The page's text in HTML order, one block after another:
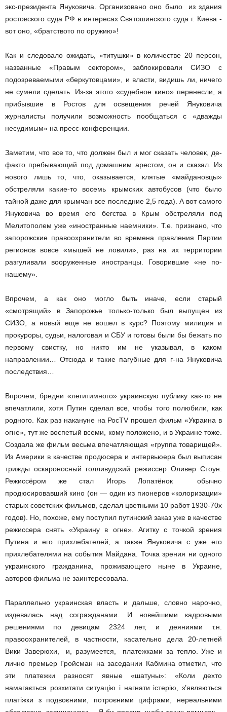
экс­-президента Януковича. Организовано оно было из здания
ростовского суда РФ в интересах Святошинского суда г. Киева ­
вот оно, «братство­то по оружию»!
Как и следовало ожидать, «титушки» в количестве 20 персон,
названные «Правым сектором», заблокировали СИЗО с
подозреваемыми «беркутовцами», и власти, видишь ли, ничего
не сумели сделать. Из­-за этого «судебное кино» перенесли, а
прибывшие в Ростов для освещения речей Януковича
журналисты получили возможность пообщаться с «дважды
несудимым» на пресс­-конференции.
Заметим, что все то, что должен был и мог сказать человек, де­-
факто пребывающий под домашним арестом, он и сказал. Из
нового лишь то, что, оказывается, клятые «майдановцы»
обстреляли какие­-то восемь крымских автобусов (что было
тайной даже для крымчан все последние 2,5 года). А вот самого
Януковича во время его бегства в Крым обстреляли под
Мелитополем уже «иностранные наемники». Т.е. признано, что
запорожские правоохранители во времена правления Партии
регионов вовсе «мышей не ловили», раз на их территории
разгуливали вооруженные иностранцы. Говорившие «не по­
нашему».
Впрочем, а как оно могло быть иначе, если старый
«смотрящий» в Запорожье только-­только был выпущен из
СИЗО, а новый еще не вошел в курс? Поэтому милиция и
прокуроры, судьи, налоговая и СБУ и готовы были бы бежать по
первому свистку, но никто им не указывал, в каком
направлении… Отсюда и такие пагубные для г­-на Януковича
последствия…
Впрочем, бредни «легитимного» украинскую публику как-­то не
впечатлили, хотя Путин сделал все, чтобы того полюбили, как
родного. Как раз накануне на РосTV прошел фильм «Украина в
огне», тут же воспетый всеми, кому положено, и в Украине тоже.
Создала же фильм весьма впечатляющая «группа товарищей».
Из Америки в качестве продюсера и интервьюера был выписан
трижды оскароносный голливудский режиссер Оливер Стоун.
Режиссёром же стал Игорь Лопатёнок ­ обычно
продюсировавший кино (он — один из пионеров «колоризации»
старых советских фильмов, сделал цветными 10 работ 1930­-70­х
годов). Но, похоже, ему поступил путинский заказ уже в качестве
режиссера снять «Украину в огне». Агитку с точкой зрения
Путина и его прихлебателей, а также Януковича с уже его
прихлебателями на события Майдана. Точка зрения ни одного
украинского гражданина, проживающего ныне в Украине,
авторов фильма не заинтересовала.
Параллельно украинская власть и дальше, словно нарочно,
издевалась над согражданами. И новейшими кадровыми
решениями по девицам 23­24 лет, и деяниями т.н.
правоохранителей, в частности, касательно дела 20­-летней
Вики Заверюхи, и, разумеется, платежками за тепло. Уже и
лично премьер Гройсман на заседании Кабмина отметил, что
эти платежки разносят явные «шатуны»: «Коли дехто
намагається розхитати ситуацію і нагнати істерію, з’являються
платіжки з подвоєними, потроєними цифрами, нереальними